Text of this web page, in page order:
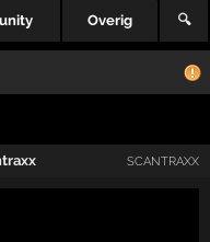
Overig 🔍
SCANTRAXX